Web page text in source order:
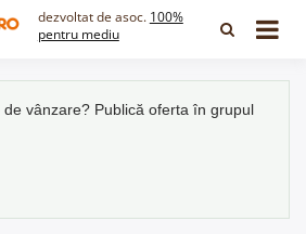
dezvoltat de asoc. 100%
pentru mediu
vânzare? Publică oferta în grupul